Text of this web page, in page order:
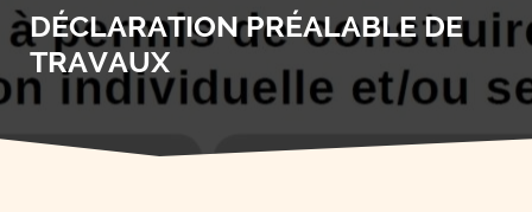
DÉCLARATION PRÉALABLE DE
TRAVAUX